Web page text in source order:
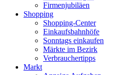
Firmenjubiläen
Shopping
Shopping-Center
Einkaufsbahnhöfe
Sonntags einkaufen
Märkte im Bezirk
Verbrauchertipps
Markt